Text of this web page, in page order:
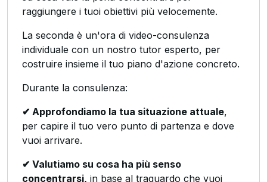
raggiungere i tuoi obiettivi più velocemente.
La seconda è un'ora di video-consulenza
individuale con un nostro tutor esperto, per
costruire insieme il tuo piano d'azione concreto.
Durante la consulenza:
✔ Approfondiamo la tua situazione attuale,
per capire il tuo vero punto di partenza e dove
vuoi arrivare.
✔ Valutiamo su cosa ha più senso
concentrarsi, in base al traguardo che vuoi